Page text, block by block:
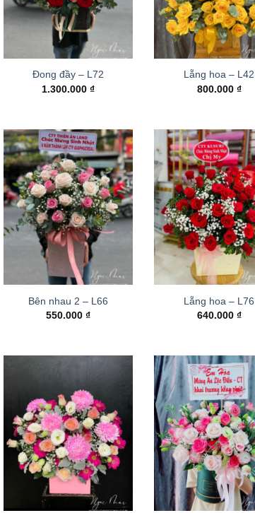
Đong đầy – L72
1.300.000 ₫
Lẵng hoa – L42
800.000 ₫
Bên nhau 2 – L66
550.000 ₫
Lẵng hoa – L76
640.000 ₫